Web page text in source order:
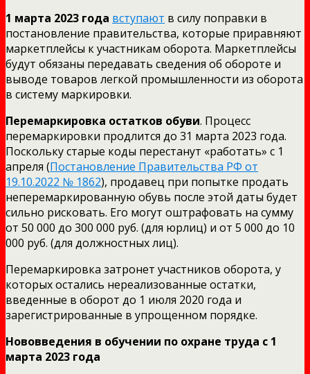
1 марта 2023 года вступают в силу поправки в
постановление правительства, которые приравняют
маркетплейсы к участникам оборота. Маркетплейсы
будут обязаны передавать сведения об обороте и
выводе товаров легкой промышленности из оборота
в систему маркировки.
Перемаркировка остатков обуви. Процесс
перемаркировки продлится до 31 марта 2023 года.
Поскольку старые коды перестанут «работать» с 1
апреля (Постановление Правительства РФ от
19.10.2022 № 1862), продавец при попытке продать
неперемаркированную обувь после этой даты будет
сильно рисковать. Его могут оштрафовать на сумму
от 50 000 до 300 000 руб. (для юрлиц) и от 5 000 до 10
000 руб. (для должностных лиц).
Перемаркировка затронет участников оборота, у
которых остались нереализованные остатки,
введенные в оборот до 1 июля 2020 года и
зарегистрированные в упрощенном порядке.
Нововведения в обучении по охране труда с 1
марта 2023 года